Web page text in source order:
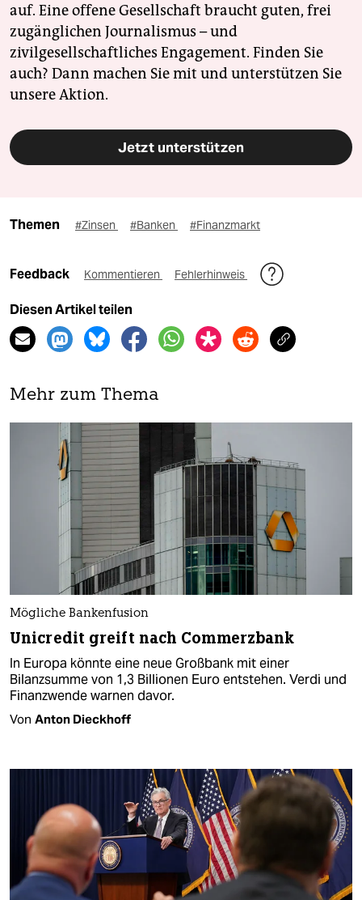
auf. Eine offene Gesellschaft braucht guten, frei
zugänglichen Journalismus – und
zivilgesellschaftliches Engagement. Finden Sie
auch? Dann machen Sie mit und unterstützen Sie
unsere Aktion.
Jetzt unterstützen
Themen #Zinsen #Banken #Finanzmarkt
Feedback Kommentieren Fehlerhinweis
Diesen Artikel teilen
Mehr zum Thema
Mögliche Bankenfusion
Unicredit greift nach Commerzbank
In Europa könnte eine neue Großbank mit einer
Bilanzsumme von 1,3 Billionen Euro entstehen. Verdi und
Finanzwende warnen davor.
Von Anton Dieckhoff